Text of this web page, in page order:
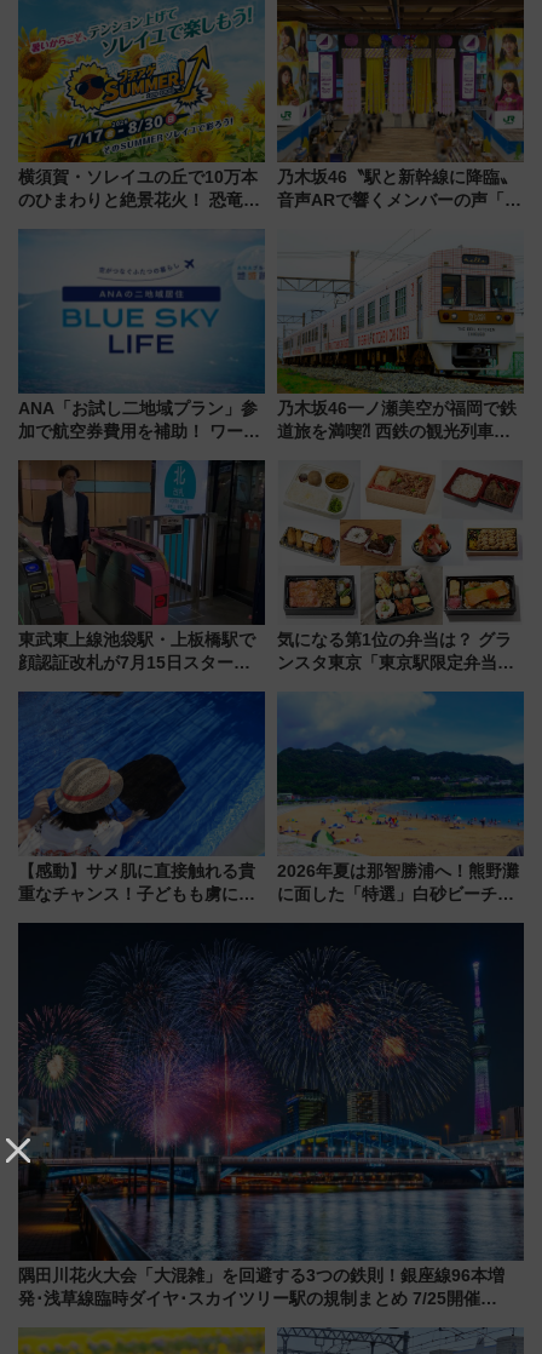
横須賀・ソレイユの丘で10万本
のひまわりと絶景花火！ 恐竜や
帰りお出かけ最新情報（2026年
7月17日～開催）
乃木坂46〝駅と新幹線に降臨〟
音声ARで響くメンバーの声「真
ANA「お試し二地域プラン」参
加で航空券費用を補助！ ワーケ
治体は？ 2026年は対象のエリア
が拡大！
乃木坂46一ノ瀬美空が福岡で鉄
道旅を満喫⁈ 西鉄の観光列車
CHIKUGO」で巡る福岡･太宰
府･柳川の旅！YouTubeが公開
に
東武東上線池袋駅・上板橋駅で
顔認証改札が7月15日スター
でシームレスに
気になる第1位の弁当は？ グラ
ンスタ東京「東京駅限定弁当
【感動】サメ肌に直接触れる貴
重なチャンス！子どもも虜にな
メのタッチングプール」【夏休
み限定企画】
2026年夏は那智勝浦へ！熊野灘
に面した「特選」白砂ビーチは
隅田川花火大会「大混雑」を回避する3つの鉄則！銀座線96本増
発･浅草線臨時ダイヤ･スカイツリー駅の規制まとめ 7/25開催